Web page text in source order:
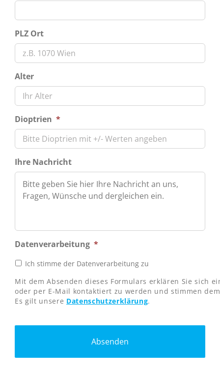
PLZ Ort
Alter
Dioptrien *
Ihre Nachricht
Datenverarbeitung *
Ich stimme der Datenverarbeitung zu
Mit dem Absenden dieses Formulars erklären Sie sich
oder per E-Mail kontaktiert zu werden und stimmen
Es gilt unsere Datenschutzerklärung.